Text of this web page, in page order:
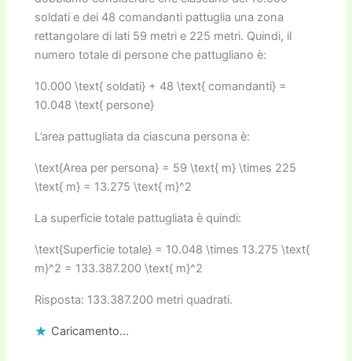
soldati e dei 48 comandanti pattuglia una zona
rettangolare di lati 59 metri e 225 metri. Quindi, il
numero totale di persone che pattugliano è:
10.000 \text{ soldati} + 48 \text{ comandanti} =
10.048 \text{ persone}
L’area pattugliata da ciascuna persona è:
\text{Area per persona} = 59 \text{ m} \times 225
\text{ m} = 13.275 \text{ m}^2
La superficie totale pattugliata è quindi:
\text{Superficie totale} = 10.048 \times 13.275 \text{
m}^2 = 133.387.200 \text{ m}^2
Risposta: 133.387.200 metri quadrati.
Caricamento...